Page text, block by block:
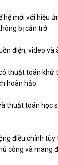
hệ mới với hiệu
bị cản trở.
điện, video
thuật toán khử
hoàn hảo.
thuật toán học
điều chỉnh
công và mang